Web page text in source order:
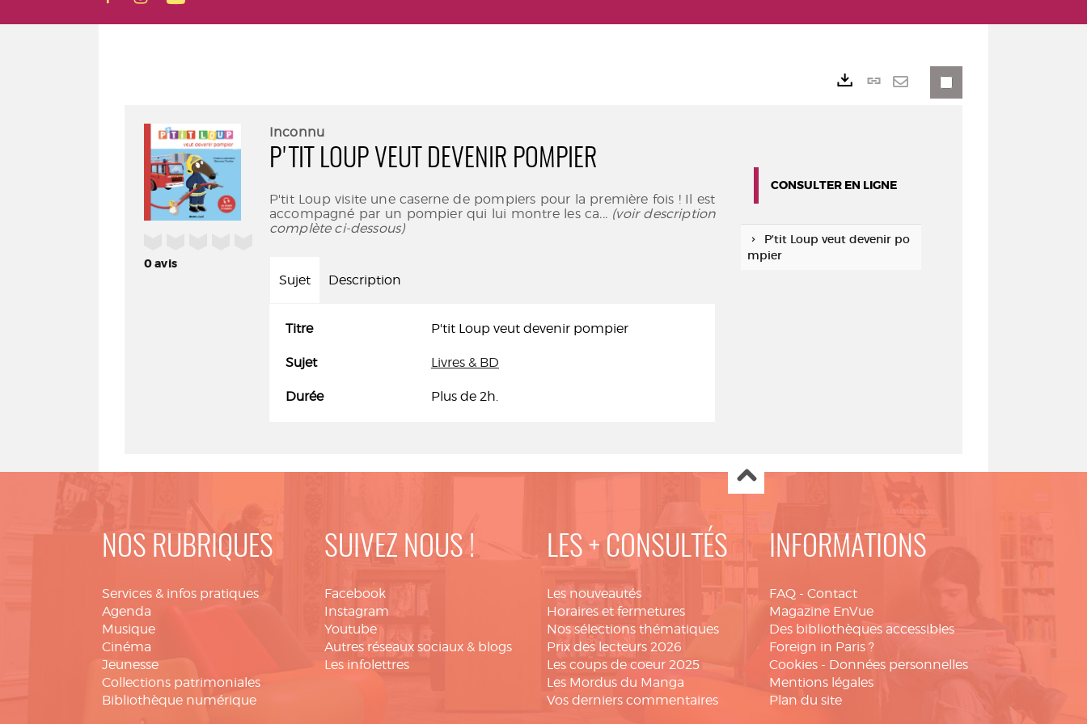
0avis
Inconnu
P'TIT LOUP VEUT DEVENIR POMPIER
P'tit Loup visite une caserne de pompiers pour la première fois ! Il est
accompagné par un pompier qui lui montre les ca... (voir description
complète ci-dessous)
Sujet Description
Titre P'tit Loup veut devenir pompier
Sujet Livres & BD
Durée Plus de 2h.
Lien
CONSULTER EN LIGNE
P'tit Loup veut devenir po
mpier
NOS RUBRIQUES
Services & infos pratiques
Agenda
Musique
Cinéma
Jeunesse
Collections patrimoniales
Bibliothèque numérique
SUIVEZ NOUS !
Facebook
Instagram
Youtube
Autres réseaux sociaux & blogs
Les infolettres
LES + CONSULTÉS
Les nouveautés
Horaires et fermetures
Nos sélections thématiques
Prix des lecteurs 2026
Les coups de coeur 2025
Les Mordus du Manga
Vos derniers commentaires
INFORMATIONS
FAQ - Contact
Magazine EnVue
Des bibliothèques accessibles
Foreign in Paris ?
Cookies - Données personnelles
Mentions légales
Plan du site